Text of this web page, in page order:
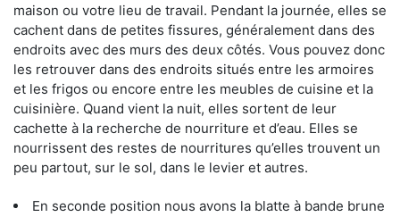
maison ou votre lieu de travail. Pendant la journée, elles se
cachent dans de petites fissures, généralement dans des
endroits avec des murs des deux côtés. Vous pouvez donc
les retrouver dans des endroits situés entre les armoires
et les frigos ou encore entre les meubles de cuisine et la
cuisinière. Quand vient la nuit, elles sortent de leur
cachette à la recherche de nourriture et d’eau. Elles se
nourrissent des restes de nourritures qu’elles trouvent un
peu partout, sur le sol, dans le levier et autres.
En seconde position nous avons la blatte à bande brune